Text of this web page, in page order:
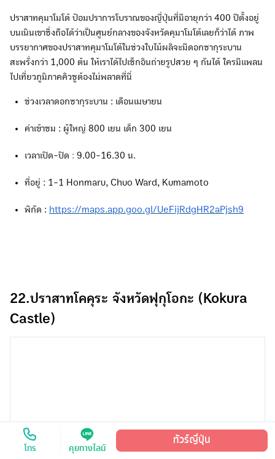
ปราสาทคุมาโมโต้ ป้อมปราการโบราณของญี่ปุ่นที่มีอายุกว่า 400 ปีตั้งอยู่
บนเนินเขาซึ่งถือได้ว่าเป็นศูนย์กลางของจังหวัดคุมาโมโต้เลยก็ว่าได้ ภาพ
บรรยากาศของปราสาทคุมาโมโต้ในช่วงใบไม้ผลิจะมีดอกซากุระบาน
สะพรั่งกว่า 1,000 ต้น ให้เราได้ไปเช็กอินถ่ายรูปสวย ๆ กันได้ ใครมีแพลน
ไปเที่ยวภูมิภาคคิวชูต้องไม่พลาดที่นี่
ช่วงเวลาดอกซากุระบาน : เดือนเมษายน
ค่าเข้าชม : ผู้ใหญ่ 800 เยน เด็ก 300 เยน
เวลาเปิด-ปิด : 9.00-16.30 น.
ที่อยู่ : 1-1 Honmaru, Chuo Ward, Kumamoto
พิกัด : https://maps.app.goo.gl/UeFijRdgHR2aPjsh9
22.ปราสาทโคคุระ จังหวัดฟุกุโอกะ (Kokura
Castle)
ทัวร์ญี่ปุ่น
โทร คุยทางไลน์